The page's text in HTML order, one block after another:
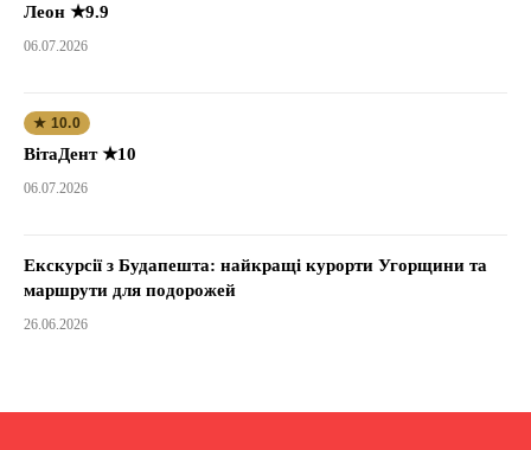
Леон ★9.9
06.07.2026
★ 10.0
ВітаДент ★10
06.07.2026
Екскурсії з Будапешта: найкращі курорти Угорщини та
маршрути для подорожей
26.06.2026